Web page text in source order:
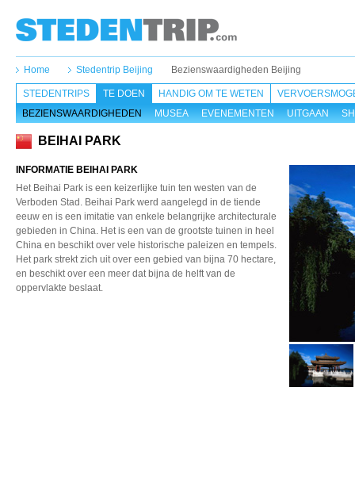
Home Stedentrip Beijing Bezienswaardigheden Beijing
STEDENTRIPS
TE DOEN
BEZIENSWAARDIGHEDEN
MUSEA EVENEMENTEN UITGAAN
HANDIG OM TE WETEN
BEIHAI PARK
INFORMATIE BEIHAI PARK
Het Beihai Park is een keizerlijke tuin ten westen van de
Verboden Stad. Beihai Park werd aangelegd in de tiende
eeuw en is een imitatie van enkele belangrijke architecturale
gebieden in China. Het is een van de grootste tuinen in heel
China en beschikt over vele historische paleizen en tempels.
Het park strekt zich uit over een gebied van bijna 70 hectare,
en beschikt over een meer dat bijna de helft van de
oppervlakte beslaat.